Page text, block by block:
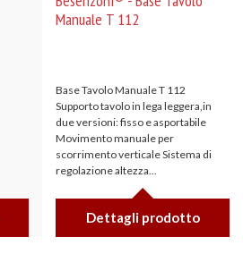
Manuale T 112
Base Tavolo Manuale T 112
Supporto tavolo in lega leggera,in
due versioni: fisso e asportabile
Movimento manuale per
scorrimento verticale Sistema di
regolazione altezza...
Dettagli prodotto